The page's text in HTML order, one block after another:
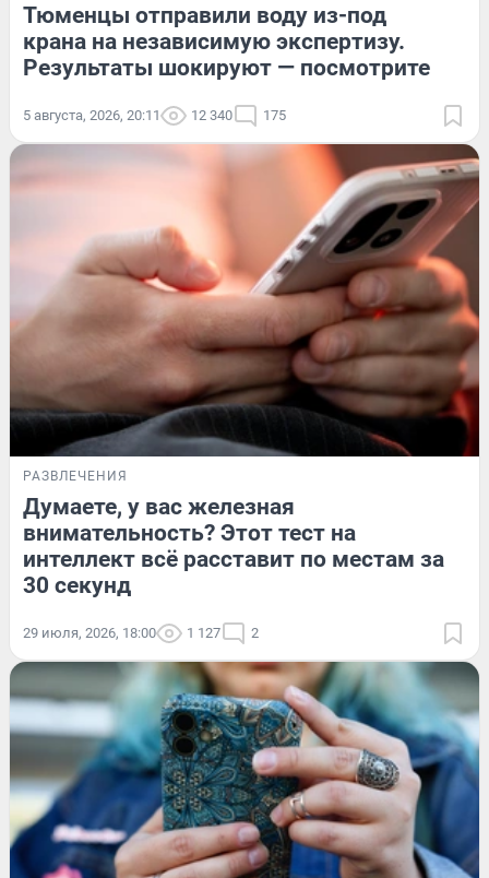
Тюменцы отправили воду из-под
крана на независимую экспертизу.
Результаты шокируют — посмотрите
5 августа, 2026, 20:11 12 340 175
РАЗВЛЕЧЕНИЯ
Думаете, у вас железная
внимательность? Этот тест на
интеллект всё расставит по местам за
30 секунд
29 июля, 2026, 18:00 1 127 2